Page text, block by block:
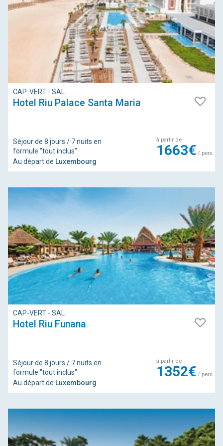
CAP-VERT - SAL
Hotel Riu Palace Santa Maria
Séjour de 8 jours / 7 nuits en
formule "tout inclus"
Au départ de Luxembourg
à partir de
1663€/ pers
CAP-VERT - SAL
Hotel Riu Funana
Séjour de 8 jours / 7 nuits en
formule "tout inclus"
Au départ de Luxembourg
à partir de
1352€/ pers